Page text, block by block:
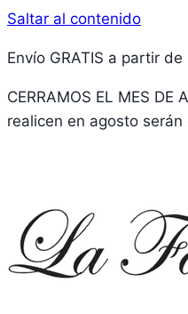
Saltar al contenido
Envío GRATIS a partir
CERRAMOS EL MES DE
realicen en agosto